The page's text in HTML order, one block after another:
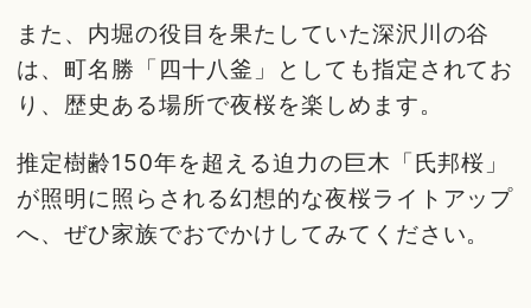
また、内堀の役目を果たしていた深沢川の谷
は、町名勝「四十八釜」としても指定されてお
り、歴史ある場所で夜桜を楽しめます。
推定樹齢150年を超える迫力の巨木「氏邦桜」
が照明に照らされる幻想的な夜桜ライトアップ
へ、ぜひ家族でおでかけしてみてください。